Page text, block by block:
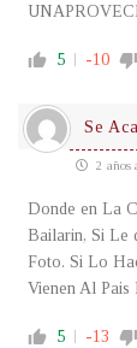
5 -10
Se
2 años
Donde en La
Bailarin, Si Le
Foto. Si Lo
Vienen Al Pais
5 -13